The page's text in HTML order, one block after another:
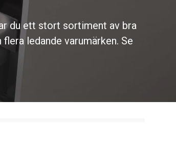
du ett stort sortiment av bra
ledande varumärken. Se